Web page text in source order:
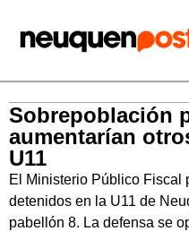
Sobrepoblación
aumentarían
U11
El Ministerio Público Fiscal
detenidos en la U11 de
pabellón 8. La defensa se